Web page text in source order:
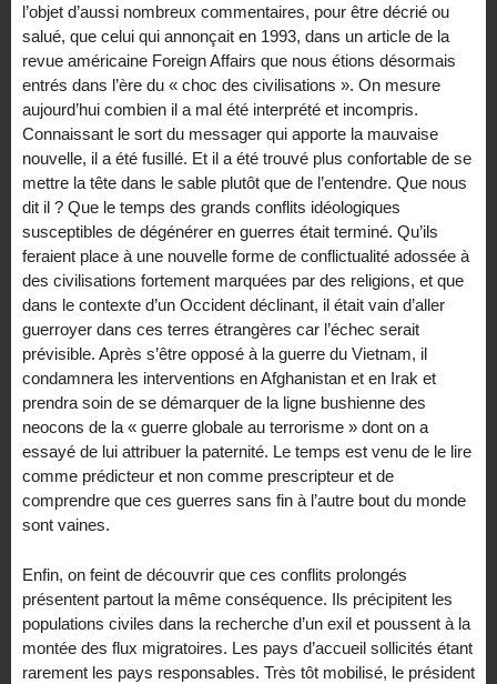
l’objet d’aussi nombreux commentaires, pour être décrié ou
salué, que celui qui annonçait en 1993, dans un article de la
revue américaine Foreign Affairs que nous étions désormais
entrés dans l’ère du « choc des civilisations ». On mesure
aujourd’hui combien il a mal été interprété et incompris.
Connaissant le sort du messager qui apporte la mauvaise
nouvelle, il a été fusillé. Et il a été trouvé plus confortable de se
mettre la tête dans le sable plutôt que de l’entendre. Que nous
dit il ? Que le temps des grands conflits idéologiques
susceptibles de dégénérer en guerres était terminé. Qu’ils
feraient place à une nouvelle forme de conflictualité adossée à
des civilisations fortement marquées par des religions, et que
dans le contexte d’un Occident déclinant, il était vain d’aller
guerroyer dans ces terres étrangères car l’échec serait
prévisible. Après s’être opposé à la guerre du Vietnam, il
condamnera les interventions en Afghanistan et en Irak et
prendra soin de se démarquer de la ligne bushienne des
neocons de la « guerre globale au terrorisme » dont on a
essayé de lui attribuer la paternité. Le temps est venu de le lire
comme prédicteur et non comme prescripteur et de
comprendre que ces guerres sans fin à l’autre bout du monde
sont vaines.
Enfin, on feint de découvrir que ces conflits prolongés
présentent partout la même conséquence. Ils précipitent les
populations civiles dans la recherche d’un exil et poussent à la
montée des flux migratoires. Les pays d’accueil sollicités étant
rarement les pays responsables. Très tôt mobilisé, le président